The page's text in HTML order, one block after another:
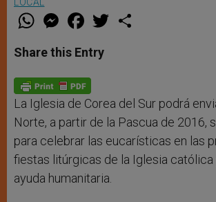
W
t
s
p
p
M
e
s
e
g
e
r
F
a
e
b
o
k
w
Share this Entry
La Iglesia de Corea del Sur podrá
Norte, a partir de la Pascua de 2016,
para celebrar las eucarísticas en las
fiestas litúrgicas de la Iglesia católica
ayuda humanitaria.